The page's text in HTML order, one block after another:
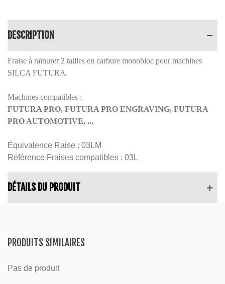
DESCRIPTION
Fraise à rainurer 2 tailles en carbure monobloc pour machines
SILCA FUTURA.
Machines compatibles :
FUTURA PRO, FUTURA PRO ENGRAVING, FUTURA
PRO AUTOMOTIVE, ...
Équivalence Raise : 03LM
Référence Fraises compatibles : 03L
DÉTAILS DU PRODUIT
PRODUITS SIMILAIRES
Pas de produit